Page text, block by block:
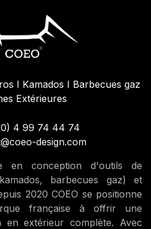
I Kamados I Barbecues gaz
Extérieures
4 99 74 44 74
design.com
en conception d'outils de
barbecues gaz) et
2020 COEO se positionne
française à offrir une
en extérieur complète. Avec